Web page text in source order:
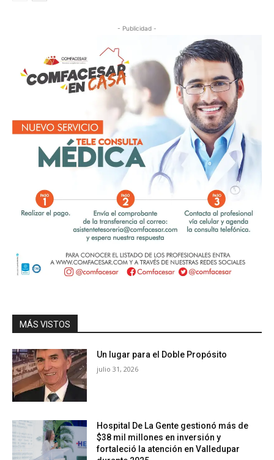
- Publicidad -
MÁS VISTOS
Un lugar para el Doble Propósito
julio 31, 2026
Hospital De La Gente gestionó más de
$38 mil millones en inversión y
fortaleció la atención en Valledupar